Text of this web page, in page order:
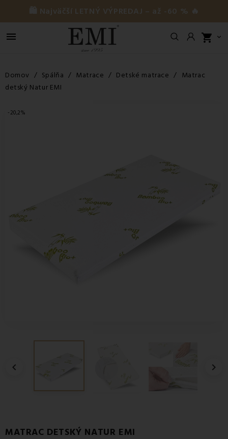
🛍️ Najväčší LETNÝ VÝPREDAJ – až -60 % 🔥
 shopping_cart 
Domov Spálňa Matrace Detské matrace
Matrac
detský Natur EMI
-20,2%
 
MATRAC DETSKÝ NATUR EMI